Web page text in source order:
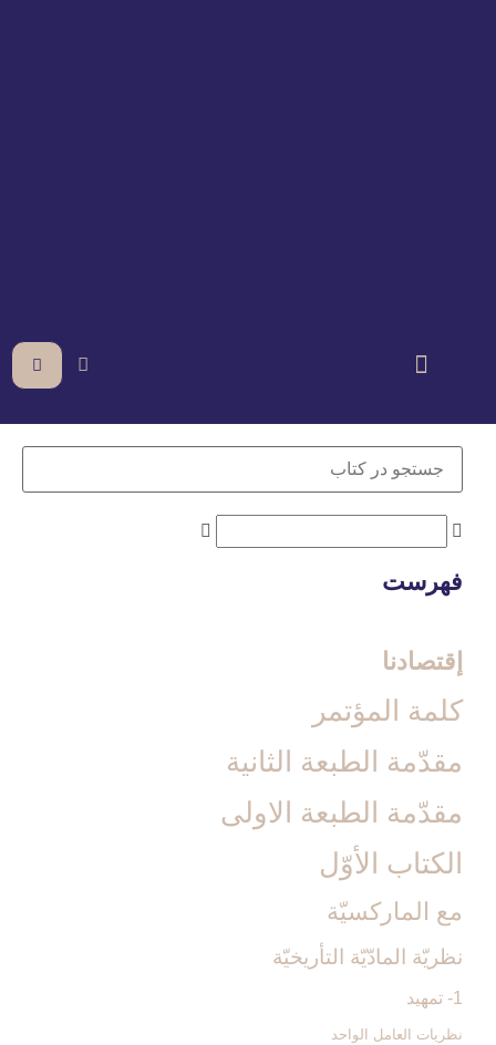
فهرست
إقتصادنا
كلمة المؤتمر
مقدّمة الطبعة الثانية
مقدّمة الطبعة الاولى‏
الكتاب الأوّل‏
مع الماركسيّة
نظريّة المادّيّة التأريخيّة
1- تمهيد
نظريات العامل الواحد